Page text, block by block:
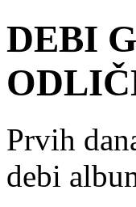
DEBI
Prvih
debi